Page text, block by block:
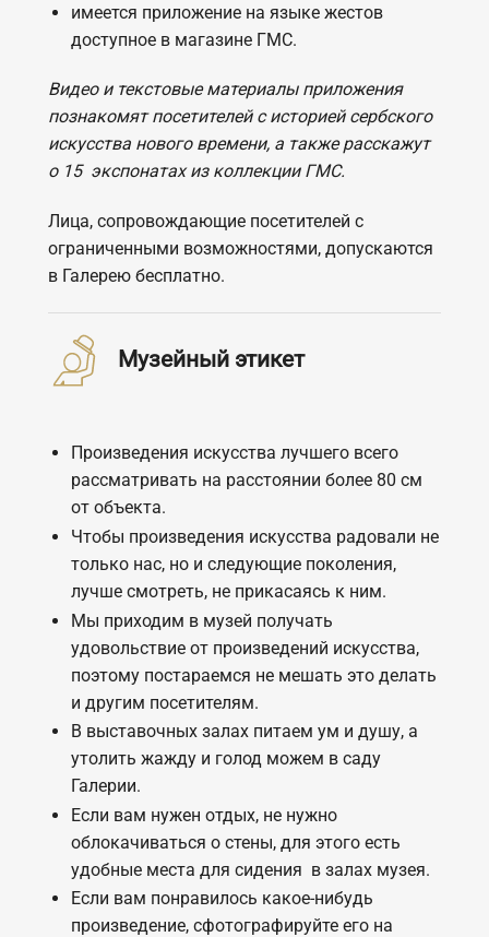
имеется приложение на языке жестов
доступное в магазине ГМС.
Видео и текстовые материалы приложения
познакомят посетителей с историей сербского
искусства нового времени, а также расскажут
о 15 экспонатах из коллекции ГМС.
Лица, сопровождающие посетителей с
ограниченными возможностями, допускаются
в Галерею бесплатно.
Музейный этикет
Произведения искусства лучшего всего
рассматривать на расстоянии более 80 см
от объекта.
Чтобы произведения искусства радовали не
только нас, но и следующие поколения,
лучше смотреть, не прикасаясь к ним.
Мы приходим в музей получать
удовольствие от произведений искусства,
поэтому постараемся не мешать это делать
и другим посетителям.
В выставочных залах питаем ум и душу, а
утолить жажду и голод можем в саду
Галерии.
Если вам нужен отдых, не нужно
облокачиваться о стены, для этого есть
удобные места для сидения в залах музея.
Если вам понравилось какое-нибудь
произведение, сфотографируйте его на